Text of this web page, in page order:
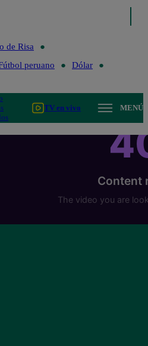
de Risa
peruano
Dólar
TV en vivo MENÚ